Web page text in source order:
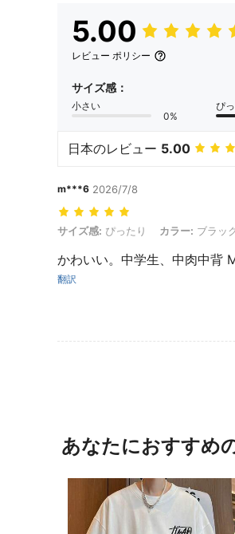
5.00
レビュー ポリシー
サイズ感：
小さい
0%
ぴ
日本のレビュー 5.00
m***6 2026/7/8
サイズ感: ぴったり, カラー: ブラック, サ
サイズ感: ぴったり カラー: ブラッ
かわいい。中学生、中肉中背
翻訳
あなたにおすすめ